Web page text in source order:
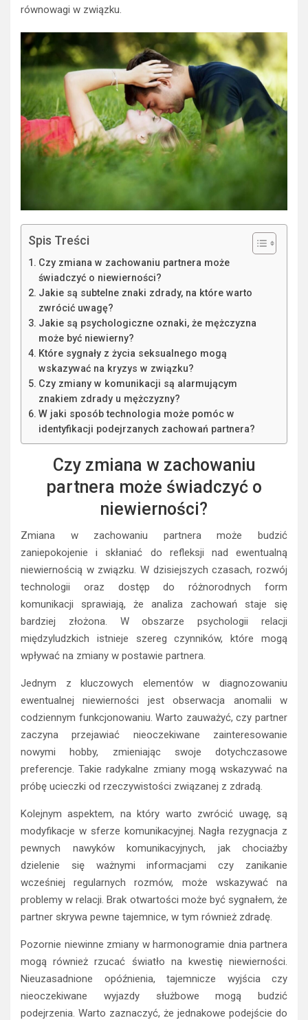
równowagi w związku.
Spis Treści
Czy zmiana w zachowaniu partnera może
świadczyć o niewierności?
Jakie są subtelne znaki zdrady, na które warto
zwrócić uwagę?
Jakie są psychologiczne oznaki, że mężczyzna
może być niewierny?
Które sygnały z życia seksualnego mogą
wskazywać na kryzys w związku?
Czy zmiany w komunikacji są alarmującym
znakiem zdrady u mężczyzny?
W jaki sposób technologia może pomóc w
identyfikacji podejrzanych zachowań partnera?
Czy zmiana w zachowaniu
partnera może świadczyć o
niewierności?
Zmiana w zachowaniu partnera może budzić
zaniepokojenie i skłaniać do refleksji nad ewentualną
niewiernością w związku. W dzisiejszych czasach, rozwój
technologii oraz dostęp do różnorodnych form
komunikacji sprawiają, że analiza zachowań staje się
bardziej złożona. W obszarze psychologii relacji
międzyludzkich istnieje szereg czynników, które mogą
wpływać na zmiany w postawie partnera.
Jednym z kluczowych elementów w diagnozowaniu
ewentualnej niewierności jest obserwacja anomalii w
codziennym funkcjonowaniu. Warto zauważyć, czy partner
zaczyna przejawiać nieoczekiwane zainteresowanie
nowymi hobby, zmieniając swoje dotychczasowe
preferencje. Takie radykalne zmiany mogą wskazywać na
próbę ucieczki od rzeczywistości związanej z zdradą.
Kolejnym aspektem, na który warto zwrócić uwagę, są
modyfikacje w sferze komunikacyjnej. Nagła rezygnacja z
pewnych nawyków komunikacyjnych, jak chociażby
dzielenie się ważnymi informacjami czy zanikanie
wcześniej regularnych rozmów, może wskazywać na
problemy w relacji. Brak otwartości może być sygnałem, że
partner skrywa pewne tajemnice, w tym również zdradę.
Pozornie niewinne zmiany w harmonogramie dnia partnera
mogą również rzucać światło na kwestię niewierności.
Nieuzasadnione opóźnienia, tajemnicze wyjścia czy
nieoczekiwane wyjazdy służbowe mogą budzić
podejrzenia. Warto zaznaczyć, że jednakowe podejście do